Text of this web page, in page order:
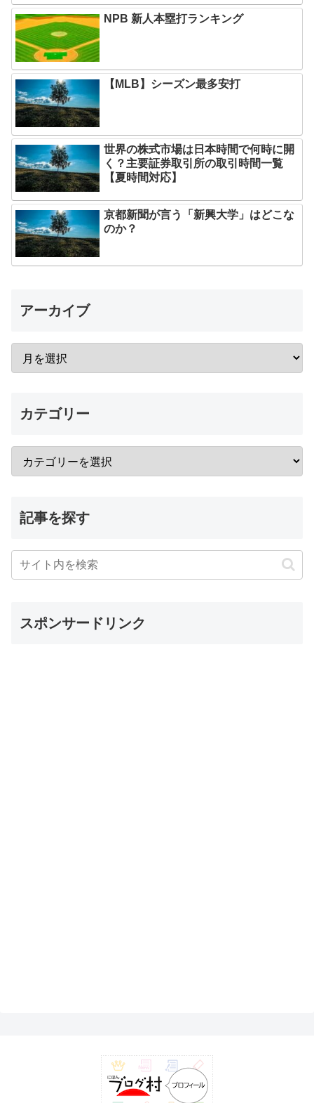
NPB 新人本塁打ランキング
【MLB】シーズン最多安打
世界の株式市場は日本時間で何時に開
く？主要証券取引所の取引時間一覧
【夏時間対応】
京都新聞が言う「新興大学」はどこな
のか？
アーカイブ
カテゴリー
記事を探す
スポンサードリンク